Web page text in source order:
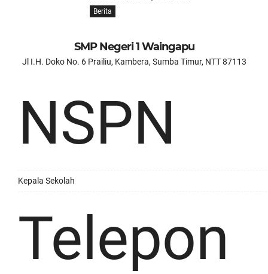
Berita
SMP Negeri 1 Waingapu
Jl I.H. Doko No. 6 Prailiu, Kambera, Sumba Timur, NTT 87113
NSPN
Kepala Sekolah
Telepon